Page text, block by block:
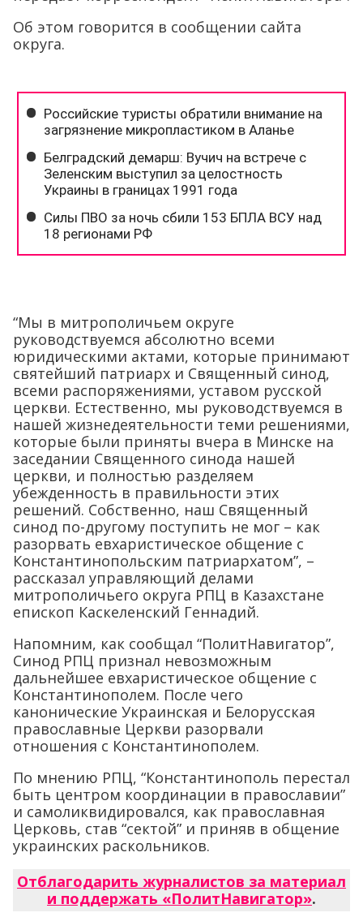
Об этом говорится в сообщении сайта
округа.
“Мы в митрополичьем округе
руководствуемся абсолютно всеми
юридическими актами, которые принимают
святейший патриарх и Священный синод,
всеми распоряжениями, уставом русской
церкви. Естественно, мы руководствуемся в
нашей жизнедеятельности теми решениями,
которые были приняты вчера в Минске на
заседании Священного синода нашей
церкви, и полностью разделяем
убежденность в правильности этих
решений. Собственно, наш Священный
синод по-другому поступить не мог – как
разорвать евхаристическое общение с
Константинопольским патриархатом”, –
рассказал управляющий делами
митрополичьего округа РПЦ в Казахстане
епископ Каскеленский Геннадий.
Напомним, как сообщал “ПолитНавигатор”,
Синод РПЦ признал невозможным
дальнейшее евхаристическое общение с
Константинополем. После чего
канонические Украинская и Белорусская
православные Церкви разорвали
отношения с Константинополем.
По мнению РПЦ, “Константинополь перестал
быть центром координации в православии”
и самоликвидировался, как православная
Церковь, став “сектой” и приняв в общение
украинских раскольников.
Отблагодарить журналистов за материал
и поддержать «ПолитНавигатор».